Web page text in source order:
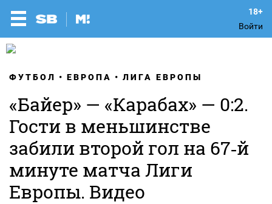
Войти
ФУТБОЛ ЕВРОПА ЛИГА ЕВРОПЫ
«Байер» — «Карабах» — 0:2.
Гости в меньшинстве
забили второй гол на 67‑й
минуте матча Лиги
Европы. Видео